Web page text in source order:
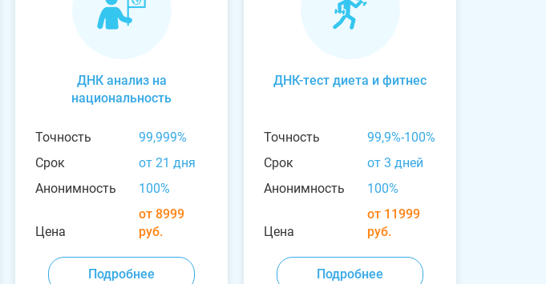
ДНК анализ на
национальность
Точность
99,999%
Срок
от 21 дня
Анонимность
100%
Цена
от 8999
руб.
Подробнее
ДНК-тест диета и фитнес
Точность
99,9%-100%
Срок
от 3 дней
Анонимность
100%
Цена
от 11999
руб.
Подробнее